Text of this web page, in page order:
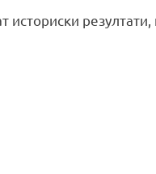
историски резултати,